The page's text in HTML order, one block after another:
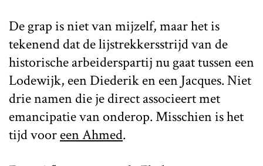
De grap is niet van mijzelf, maar het is
tekenend dat de lijstrekkersstrijd van de
historische arbeiderspartij nu gaat tussen een
Lodewijk, een Diederik en een Jacques. Niet
drie namen die je direct associeert met
emancipatie van onderop. Misschien is het
tijd vooreen Ahmed.